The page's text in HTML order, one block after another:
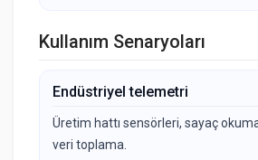
Kullanım Senaryoları
Endüstriyel telemetri
Üretim hattı sensörleri, sayaç
veri toplama.